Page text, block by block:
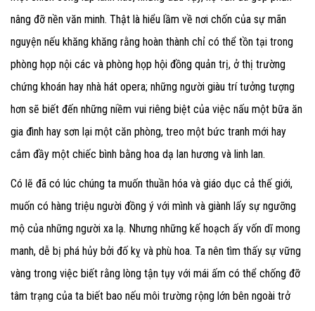
nâng đỡ nền văn minh. Thật là hiểu lầm về nơi chốn của sự mãn
nguyện nếu khăng khăng rằng hoàn thành chỉ có thể tồn tại trong
phòng họp nội các và phòng họp hội đồng quản trị, ở thị trường
chứng khoán hay nhà hát opera; những người giàu trí tưởng tượng
hơn sẽ biết đến những niềm vui riêng biệt của việc nấu một bữa ăn
gia đình hay sơn lại một căn phòng, treo một bức tranh mới hay
cắm đầy một chiếc bình bằng hoa dạ lan hương và linh lan.
Có lẽ đã có lúc chúng ta muốn thuần hóa và giáo dục cả thế giới,
muốn có hàng triệu người đồng ý với mình và giành lấy sự ngưỡng
mộ của những người xa lạ. Nhưng những kế hoạch ấy vốn dĩ mong
manh, dễ bị phá hủy bởi đố kỵ và phù hoa. Ta nên tìm thấy sự vững
vàng trong việc biết rằng lòng tận tụy với mái ấm có thể chống đỡ
tâm trạng của ta biết bao nếu môi trường rộng lớn bên ngoài trở